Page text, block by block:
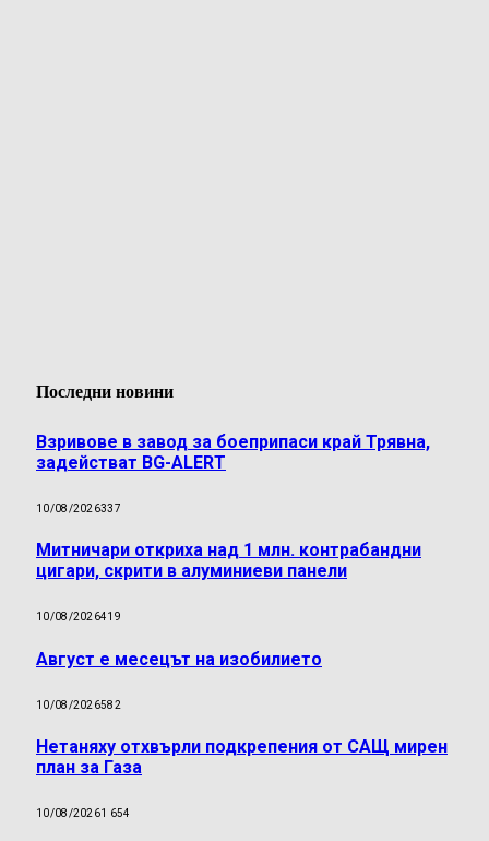
Последни новини
Взривове в завод за боеприпаси край Трявна,
задействат BG-ALERT
10/08/2026337
Митничари откриха над 1 млн. контрабандни
цигари, скрити в алуминиеви панели
10/08/2026419
Август е месецът на изобилието
10/08/2026582
Нетаняху отхвърли подкрепения от САЩ мирен
план за Газа
10/08/20261 654